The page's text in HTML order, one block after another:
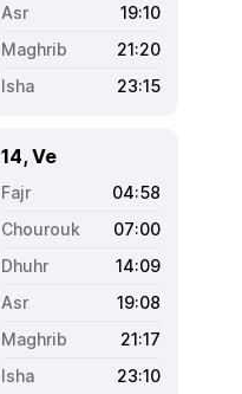
19:10
21:20
23:15
14, Ve
04:58
07:00
14:09
19:08
21:17
23:10